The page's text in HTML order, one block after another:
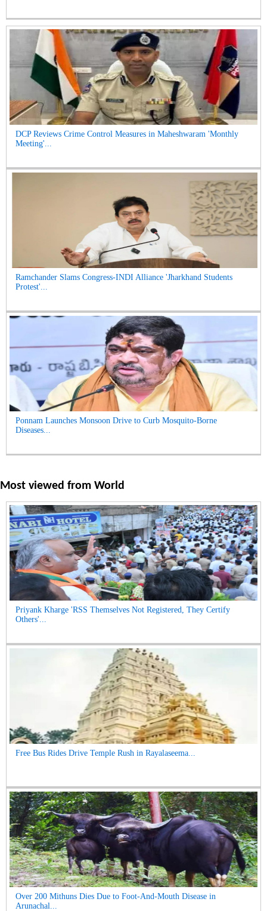
DCP Reviews Crime Control Measures in Maheshwaram 'Monthly
Meeting'...
Ramchander Slams Congress-INDI Alliance 'Jharkhand Students
Protest'...
Ponnam Launches Monsoon Drive to Curb Mosquito-Borne
Diseases...
Most viewed from World
Priyank Kharge 'RSS Themselves Not Registered, They Certify
Others'...
Free Bus Rides Drive Temple Rush in Rayalaseema...
Over 200 Mithuns Dies Due to Foot-And-Mouth Disease in
Arunachal...